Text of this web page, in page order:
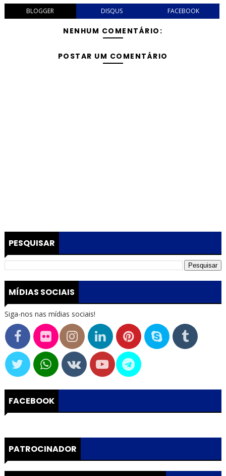
BLOGGER DISQUS FACEBOOK
NENHUM COMENTÁRIO:
POSTAR UM COMENTÁRIO
PESQUISAR
MÍDIAS SOCIAIS
Siga-nos nas mídias sociais!
FACEBOOK
PATROCINADOR